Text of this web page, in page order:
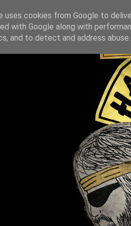
uses cookies from Google to
with Google along with
and to detect and address abuse.